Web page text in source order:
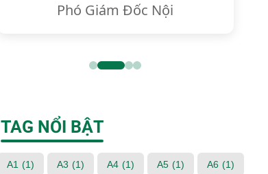
Phó Giám Đốc Nội
TAG NỔI BẬT
A1 (1) A3 (1) A4 (1) A5 (1) A6 (1)